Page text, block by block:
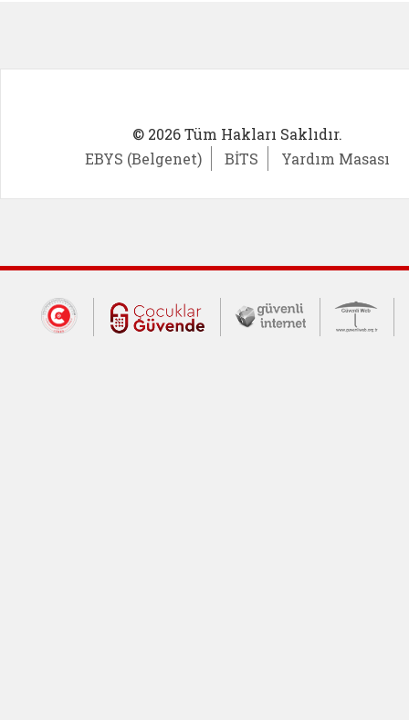
© 2026 Tüm Hakları Saklıdır.
EBYS (Belgenet)
BİTS Yardım Masası
Dış Bağlantılar
Cumhurbaşkanlığı İletişim Merkezi
Çocuklar Güvende (yeni
Güvenli